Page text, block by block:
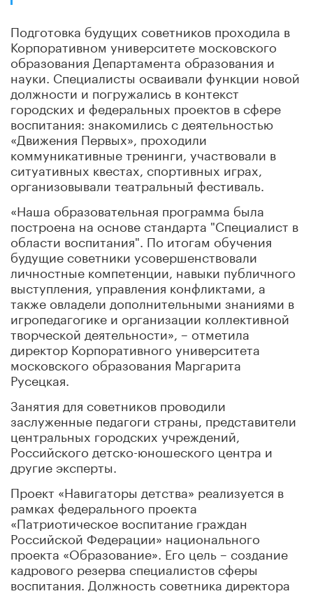
Подготовка будущих советников проходила в
Корпоративном университете московского
образования Департамента образования и
науки. Специалисты осваивали функции новой
должности и погружались в контекст
городских и федеральных проектов в сфере
воспитания: знакомились с деятельностью
«Движения Первых», проходили
коммуникативные тренинги, участвовали в
ситуативных квестах, спортивных играх,
организовывали театральный фестиваль.
«Наша образовательная программа была
построена на основе стандарта "Специалист в
области воспитания". По итогам обучения
будущие советники усовершенствовали
личностные компетенции, навыки публичного
выступления, управления конфликтами, а
также овладели дополнительными знаниями в
игропедагогике и организации коллективной
творческой деятельности», – отметила
директор Корпоративного университета
московского образования Маргарита
Русецкая.
Занятия для советников проводили
заслуженные педагоги страны, представители
центральных городских учреждений,
Российского детско-юношеского центра и
другие эксперты.
Проект «Навигаторы детства» реализуется в
рамках федерального проекта
«Патриотическое воспитание граждан
Российской Федерации» национального
проекта «Образование». Его цель – создание
кадрового резерва специалистов сферы
воспитания. Должность советника директора